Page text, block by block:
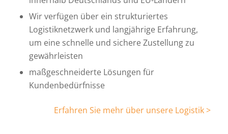
Wir verfügen über ein strukturiertes
Logistiknetzwerk und langjährige Erfahrung,
um eine schnelle und sichere Zustellung zu
gewährleisten
maßgeschneiderte Lösungen für
Kundenbedürfnisse
Erfahren Sie mehr über unsere Logistik >